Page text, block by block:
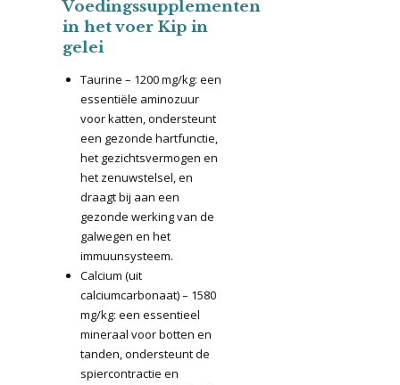
Voedingssupplementen
in het voer Kip in
gelei
Taurine – 1200 mg/kg: een
essentiële aminozuur
voor katten, ondersteunt
een gezonde hartfunctie,
het gezichtsvermogen en
het zenuwstelsel, en
draagt bij aan een
gezonde werking van de
galwegen en het
immuunsysteem.
Calcium (uit
calciumcarbonaat) – 1580
mg/kg: een essentieel
mineraal voor botten en
tanden, ondersteunt de
spiercontractie en